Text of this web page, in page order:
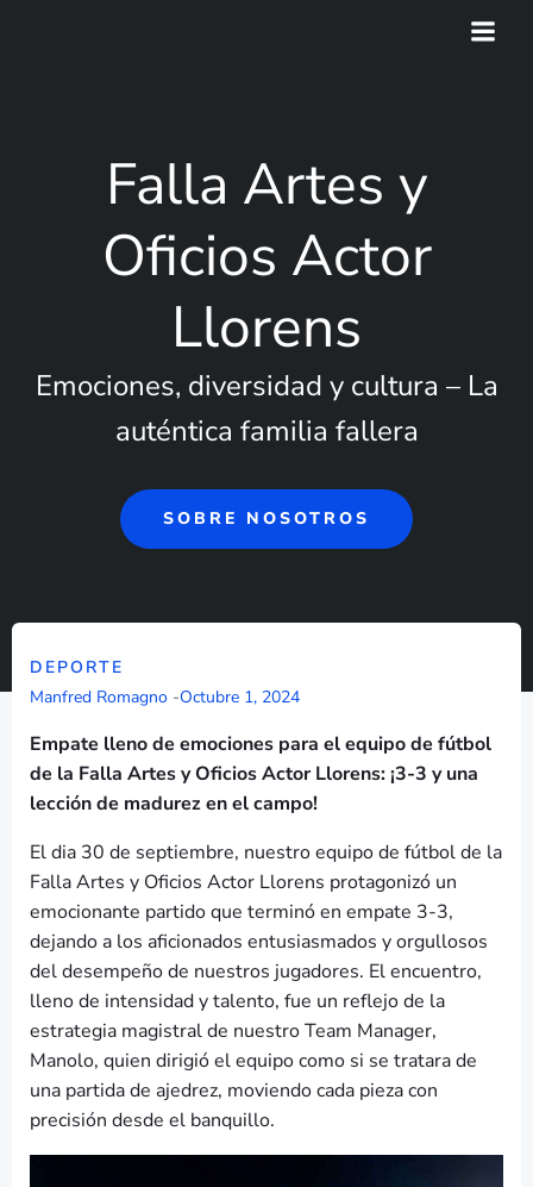
Falla Artes y
Oficios Actor
Llorens
Emociones, diversidad y cultura – La
auténtica familia fallera
SOBRE NOSOTROS
DEPORTE
Manfred Romagno -Octubre 1, 2024
Empate lleno de emociones para el equipo de fútbol
de la Falla Artes y Oficios Actor Llorens: ¡3-3 y una
lección de madurez en el campo!
El dia 30 de septiembre, nuestro equipo de fútbol de la
Falla Artes y Oficios Actor Llorens protagonizó un
emocionante partido que terminó en empate 3-3,
dejando a los aficionados entusiasmados y orgullosos
del desempeño de nuestros jugadores. El encuentro,
lleno de intensidad y talento, fue un reflejo de la
estrategia magistral de nuestro Team Manager,
Manolo, quien dirigió el equipo como si se tratara de
una partida de ajedrez, moviendo cada pieza con
precisión desde el banquillo.